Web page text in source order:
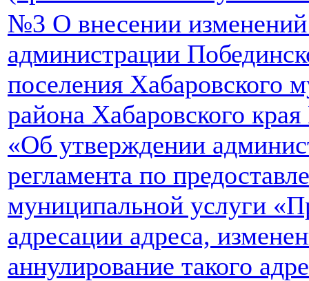
№3 О внесении изменений
администрации
поселения Хабаровского
района Хабаровского
«Об утверждении
регламента по
муниципальной услуги
адресации адреса,
аннулирование такого